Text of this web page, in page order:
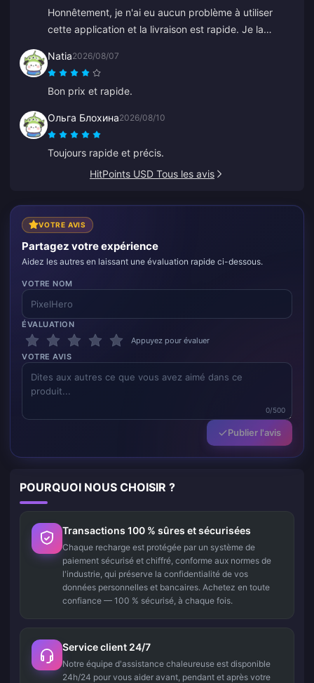
Honnêtement, je n'ai eu aucun problème à utiliser
cette application et la livraison est rapide. Je la
Natia2026/08/07
Bon prix et rapide.
Ольга Блохина2026/08/10
Toujours rapide et précis.
HitPoints USD Tous les avis
VOTRE AVIS
Partagez votre expérience
Aidez les autres en laissant une évaluation rapide ci-dessous.
VOTRE NOM
ÉVALUATION
Appuyez pour évaluer
VOTRE AVIS
0/500
Publier l'avis
POURQUOI NOUS CHOISIR ?
Transactions 100 % sûres et sécurisées
Chaque recharge est protégée par un système de
paiement sécurisé et chiffré, conforme aux normes de
l'industrie, qui préserve la confidentialité de vos
données personnelles et bancaires. Achetez en toute
confiance — 100 % sécurisé, à chaque fois.
Service client 24/7
Notre équipe d'assistance chaleureuse est disponible
24h/24 pour vous aider avant, pendant et après votre